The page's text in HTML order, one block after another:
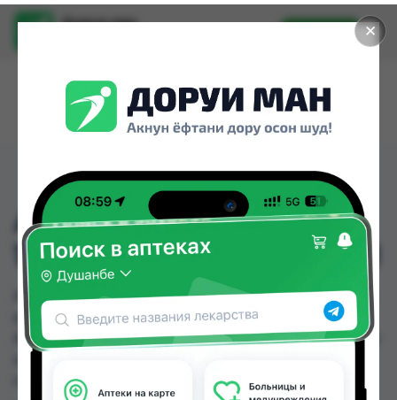
✕
Доруи ман
Установить
АМПИЦИЛЛИН
125МГ/5МЛ СУСПЕНЗИИ
АМПИЦИЛЛИН 125МГ/5МЛ СУСПЕНЗИИ можно
купить или заказать в аптеках, Аптека АХРОМ,
Арча, Дору фарм №7, Дорухона Сафина по цене
городах Таджикистана